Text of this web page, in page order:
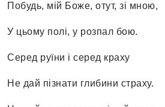
Побудь, мій Боже, отут, зі мною,
У цьому полі, у розпал бою.
Серед руїни і серед краху
Не дай пізнати глибини страху.